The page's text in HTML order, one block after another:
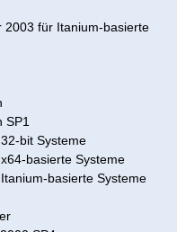
2003 für Itanium-basierte
SP1
bit Systeme
basierte Systeme
basierte Systeme